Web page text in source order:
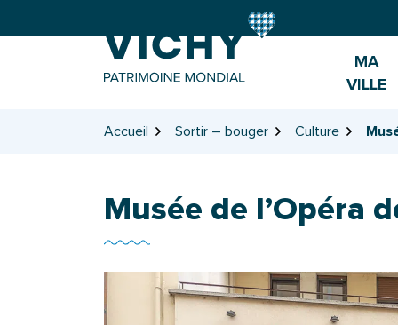
MA
VILLE
Accueil Sortir – bouger Culture
Musée de l’Opéra